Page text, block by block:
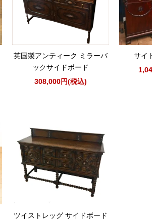
英国製アンティーク ミラーバ
ックサイドボード
308,000円(税込)
サイ
ツイストレッグ サイドボード